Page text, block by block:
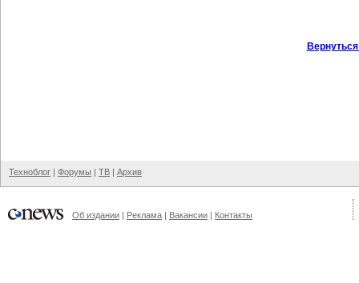
Техноблог | Форумы | ТВ | Архив
Об издании | Реклама | Вакансии | Контакты